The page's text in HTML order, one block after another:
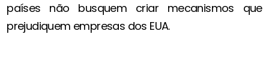
países não busquem criar mecanismos que
prejudiquem empresas dos EUA.